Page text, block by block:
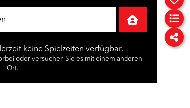
keine Spielzeiten verfügbar.
oder versuchen Sie es mit einem anderen
Ort.